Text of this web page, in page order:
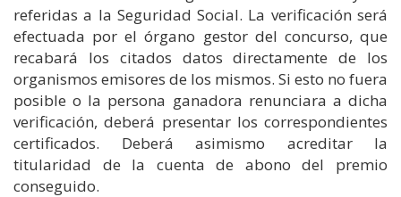
referidas a la Seguridad Social. La verificación será
efectuada por el órgano gestor del concurso, que
recabará los citados datos directamente de los
organismos emisores de los mismos. Si esto no fuera
posible o la persona ganadora renunciara a dicha
verificación, deberá presentar los correspondientes
certificados. Deberá asimismo acreditar la
titularidad de la cuenta de abono del premio
conseguido.